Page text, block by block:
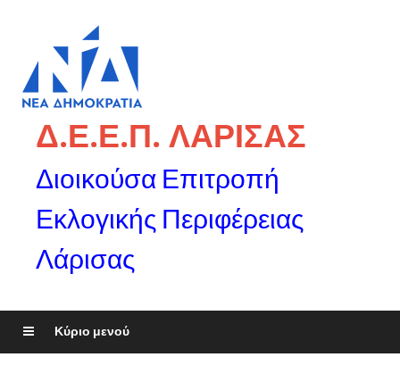
Δ.Ε.Ε.Π. ΛΑΡΙΣΑΣ
Διοικούσα Επιτροπή
Εκλογικής Περιφέρειας
Λάρισας
Κύριο μενού